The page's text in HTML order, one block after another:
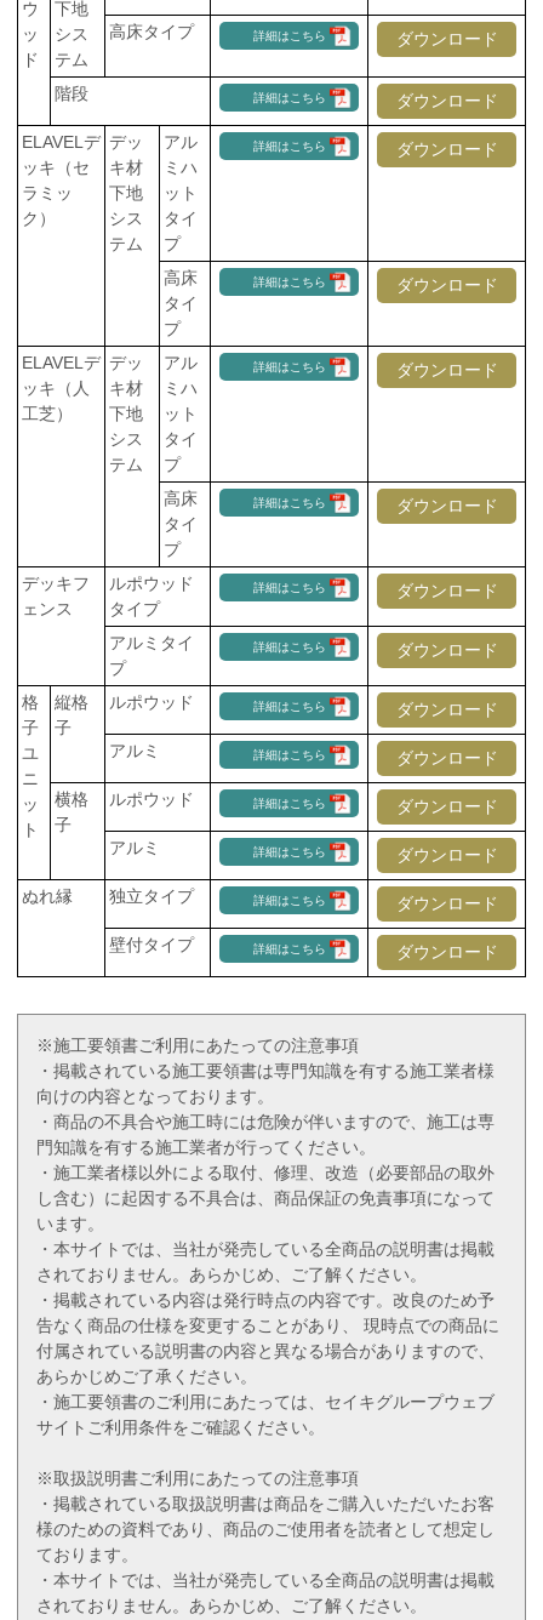
ウ
ッ
ド
下地
シス
テム
高床タイプ 詳細はこちら ダウンロード
階段 詳細はこちら ダウンロード
ELAVELデ
ッキ（セ
ラミッ
ク）
デッ
キ材
下地
シス
テム
アル
ミハ
ット
タイ
プ
詳細はこちら ダウンロード
高床
タイ
プ
詳細はこちら ダウンロード
ELAVELデ
ッキ（人
工芝）
デッ
キ材
下地
シス
テム
アル
ミハ
ット
タイ
プ
詳細はこちら ダウンロード
高床
タイ
プ
詳細はこちら ダウンロード
デッキフ
ェンス
ルポウッド
タイプ
詳細はこちら ダウンロード
アルミタイ
プ
詳細はこちら ダウンロード
格
子
ユ
ニ
ッ
ト
縦格
子
ルポウッド 詳細はこちら ダウンロード
アルミ 詳細はこちら ダウンロード
横格
子
ルポウッド 詳細はこちら ダウンロード
アルミ 詳細はこちら ダウンロード
ぬれ縁 独立タイプ 詳細はこちら ダウンロード
壁付タイプ 詳細はこちら ダウンロード
※施工要領書ご利用にあたっての注意事項
・掲載されている施工要領書は専門知識を有する施工業者様
向けの内容となっております。
・商品の不具合や施工時には危険が伴いますので、施工は専
門知識を有する施工業者が行ってください。
・施工業者様以外による取付、修理、改造（必要部品の取外
し含む）に起因する不具合は、商品保証の免責事項になって
います。
・本サイトでは、当社が発売している全商品の説明書は掲載
されておりません。あらかじめ、ご了解ください。
・掲載されている内容は発行時点の内容です。改良のため予
告なく商品の仕様を変更することがあり、 現時点での商品に
付属されている説明書の内容と異なる場合がありますので、
あらかじめご了承ください。
・施工要領書のご利用にあたっては、セイキグループウェブ
サイトご利用条件をご確認ください。
※取扱説明書ご利用にあたっての注意事項
・掲載されている取扱説明書は商品をご購入いただいたお客
様のための資料であり、商品のご使用者を読者として想定し
ております。
・本サイトでは、当社が発売している全商品の説明書は掲載
されておりません。あらかじめ、ご了解ください。